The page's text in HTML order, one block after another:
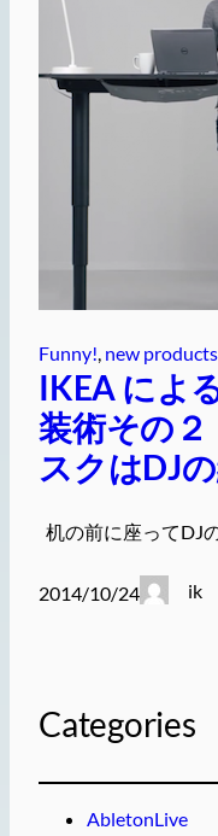
Funny! new products
IKEA によ
装術その
スクはDJ
机の前に座ってDJ
2014/10/24 ik
Categories
AbletonLive